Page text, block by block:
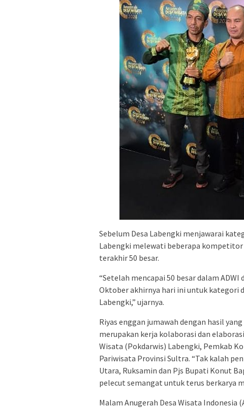
Sebelum Desa Labengki menjawarai
Labengki melewati beberapa kompetitor
terakhir 50 besar.
“Setelah mencapai 50 besar dalam
Oktober akhirnya hari ini untuk kategori
Labengki,” ujarnya.
Riyas enggan jumawah dengan hasil
merupakan kerja kolaborasi dan
Wisata (Pokdarwis) Labengki, Pemkab
Pariwisata Provinsi Sultra. “Tak kalah
Utara, Ruksamin dan Pjs Bupati Konut
pelecut semangat untuk terus berkarya
Malam Anugerah Desa Wisata